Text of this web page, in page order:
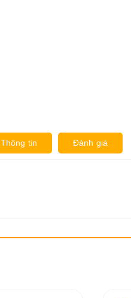
Thông tin Đánh giá